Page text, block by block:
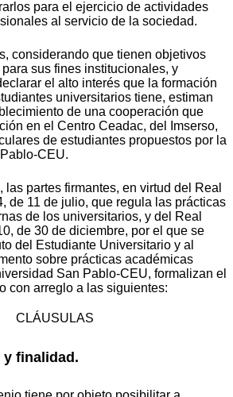
para el ejercicio de actividades
al servicio de la sociedad.
considerando que tienen objetivos
sus fines institucionales, y
el alto interés que la formación
universitarios tiene, estiman
de una cooperación que
en el Centro Ceadac, del Imserso,
de estudiantes propuestos por la
CEU.
las partes firmantes, en virtud del Real
de 11 de julio, que regula las prácticas
de los universitarios, y del Real
de 30 de diciembre, por el que se
del Estudiante Universitario y al
sobre prácticas académicas
San Pablo-CEU, formalizan el
con arreglo a las siguientes:
CLÁUSULAS
finalidad.